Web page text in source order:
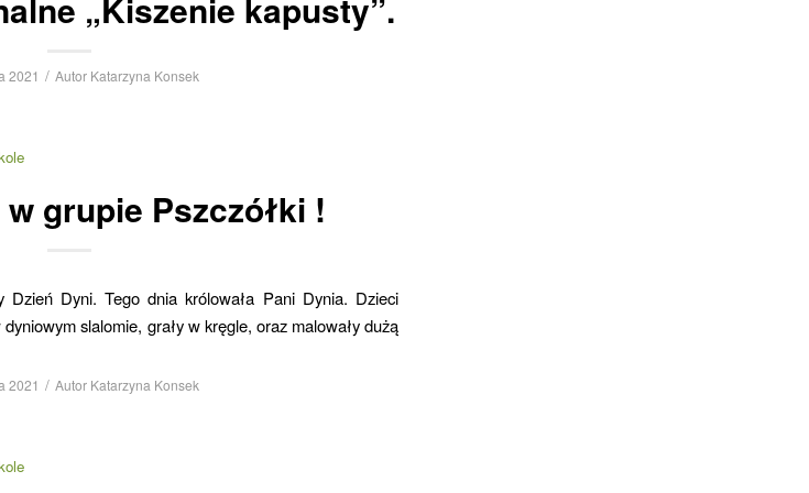
2021 / Autor Katarzyna Konsek
grupie Pszczółki !
Dzień Dyni. Tego dnia królowała Pani Dynia. Dzieci
slalomie, grały w kręgle, oraz malowały dużą
2021 / Autor Katarzyna Konsek